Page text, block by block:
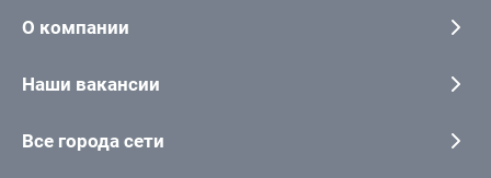
О компании
Наши вакансии
Все города сети